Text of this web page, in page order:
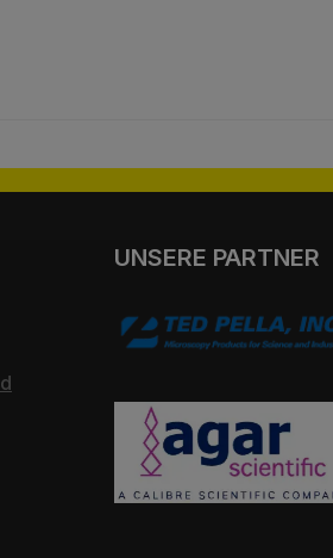
UNSERE PARTNER